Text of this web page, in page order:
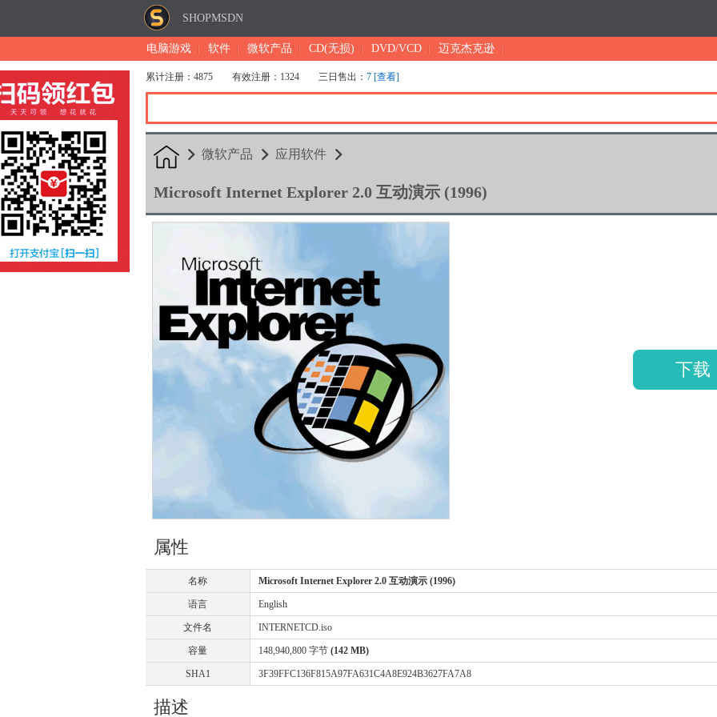
SHOPMSDN
电脑游戏 软件 微软产品 CD(无损) DVD/VCD 迈克杰克逊
累计注册：4875 有效注册：1324 三日售出： 7 [查看]
微软产品 应用软件
Microsoft Internet Explorer 2.0 互动演示 (1996)
下载
属性
名称 Microsoft Internet Explorer 2.0 互动演示 (1996)
语言 English
文件名 INTERNETCD.iso
容量 148,940,800 字节 (142 MB)
SHA1 3F39FFC136F815A97FA631C4A8E924B3627FA7A8
描述